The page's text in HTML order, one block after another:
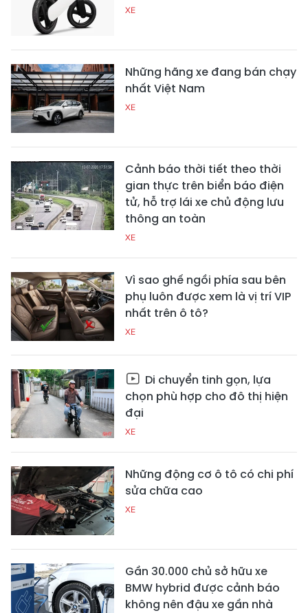
XE
Những hãng xe đang bán chạy
nhất Việt Nam
XE
Cảnh báo thời tiết theo thời
gian thực trên biển báo điện
tử, hỗ trợ lái xe chủ động lưu
thông an toàn
XE
Vì sao ghế ngồi phía sau bên
phụ luôn được xem là vị trí VIP
nhất trên ô tô?
XE
Di chuyển tinh gọn, lựa
chọn phù hợp cho đô thị hiện
đại
XE
Những động cơ ô tô có chi phí
sửa chữa cao
XE
Gần 30.000 chủ sở hữu xe
BMW hybrid được cảnh báo
không nên đậu xe gần nhà